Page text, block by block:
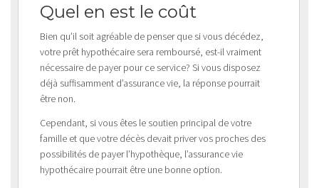
Quel en est le coût
Bien qu’il soit agréable de penser que si vous décédez,
votre prêt hypothécaire sera remboursé, est-il vraiment
nécessaire de payer pour ce service? Si vous disposez
déjà suffisamment d’assurance vie, la réponse pourrait
être non.
Cependant, si vous êtes le soutien principal de votre
famille et que votre décès devait priver vos proches des
possibilités de payer l’hypothèque, l’assurance vie
hypothécaire pourrait être une bonne option.